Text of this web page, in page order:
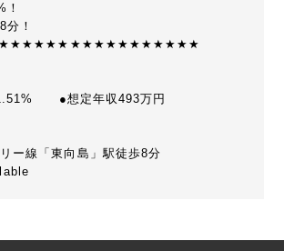
！
分！
●想定年収493万円
ー線「東向島」駅徒歩8分